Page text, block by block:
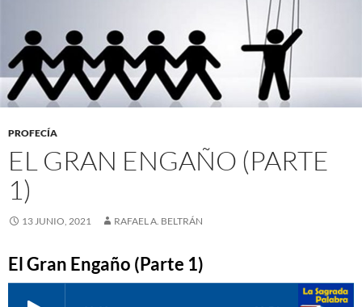
PROFECÍA
EL GRAN ENGAÑO (PARTE
1)
13 JUNIO, 2021 RAFAEL A. BELTRÁN
El Gran Engaño (Parte 1)